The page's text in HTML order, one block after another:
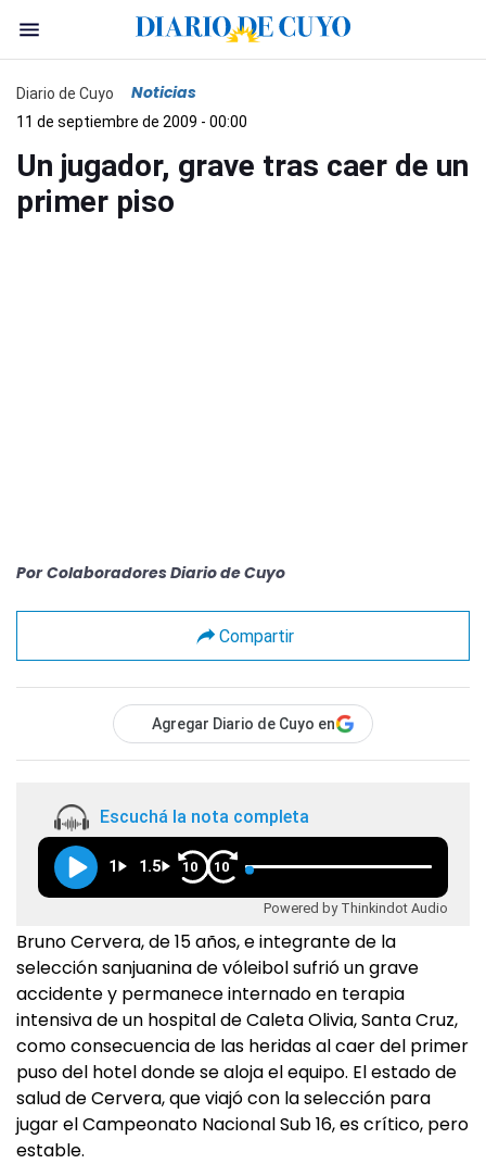
Diario de Cuyo Noticias
11 de septiembre de 2009 - 00:00
Un jugador, grave tras caer de un
primer piso
Por Colaboradores Diario de Cuyo
Compartir
Agregar Diario de Cuyo en
Escuchá la nota completa
1 1.5 10 10
Powered by Thinkindot Audio
Bruno Cervera, de 15 años, e integrante de la
selección sanjuanina de vóleibol sufrió un grave
accidente y permanece internado en terapia
intensiva de un hospital de Caleta Olivia, Santa Cruz,
como consecuencia de las heridas al caer del primer
puso del hotel donde se aloja el equipo. El estado de
salud de Cervera, que viajó con la selección para
jugar el Campeonato Nacional Sub 16, es crítico, pero
estable.